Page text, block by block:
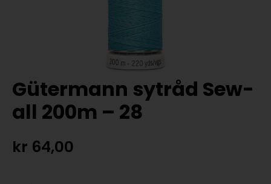
Gütermann sytråd Sew-
all 200m – 28
kr 64,00